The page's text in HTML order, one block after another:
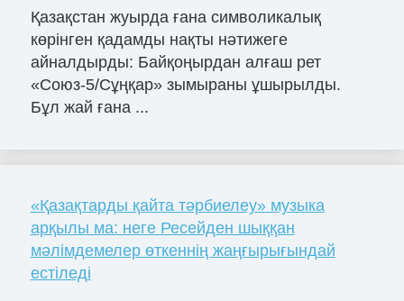
Қазақстан жуырда ғана символикалық
көрінген қадамды нақты нәтижеге
айналдырды: Байқоңырдан алғаш рет
«Союз-5/Сұңқар» зымыраны ұшырылды.
Бұл жай ғана ...
«Қазақтарды қайта тәрбиелеу» музыка
арқылы ма: неге Ресейден шыққан
мәлімдемелер өткеннің жаңғырығындай
естіледі